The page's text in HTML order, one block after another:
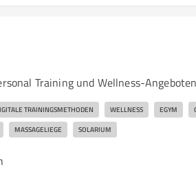
Training und Wellness-Angeboten
TRAININGSMETHODEN WELLNESS EGYM
MASSAGELIEGE SOLARIUM